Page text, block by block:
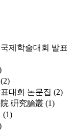
제학술대회 발표
(2)
대회 논문집 (2)
硏究論叢 (1)
(1)